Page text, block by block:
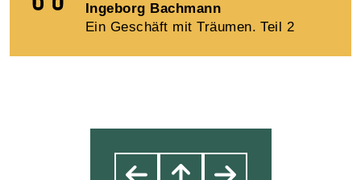
Ingeborg Bachmann
Ein Geschäft mit Träumen. Teil 2